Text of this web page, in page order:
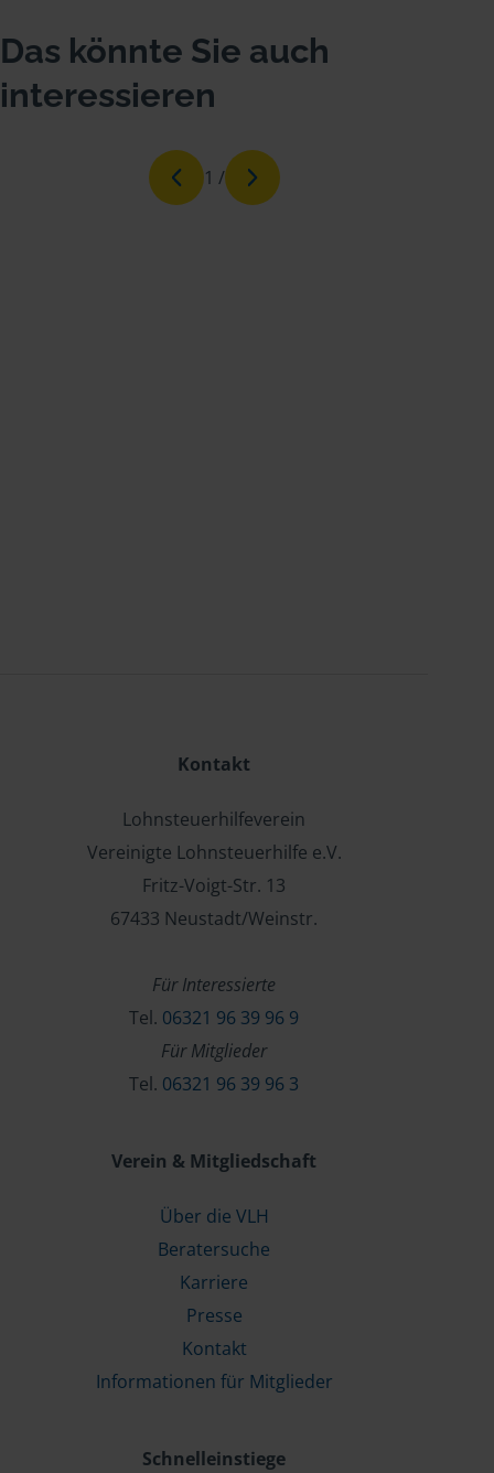
Das könnte Sie auch
interessieren
1 /
Kontakt
Lohnsteuerhilfeverein
Vereinigte Lohnsteuerhilfe e.V.
Fritz-Voigt-Str. 13
67433 Neustadt/Weinstr.
Für Interessierte
Tel. 06321 96 39 96 9
Für Mitglieder
Tel. 06321 96 39 96 3
Verein & Mitgliedschaft
Über die VLH
Beratersuche
Karriere
Presse
Kontakt
Informationen für Mitglieder
Schnelleinstiege